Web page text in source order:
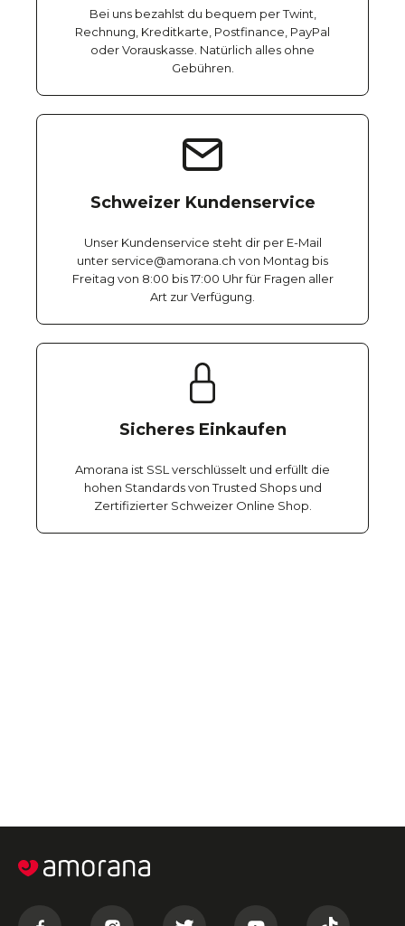
Bei uns bezahlst du bequem per Twint,
Rechnung, Kreditkarte, Postfinance, PayPal
oder Vorauskasse. Natürlich alles ohne
Gebühren.
Schweizer Kundenservice
Unser Kundenservice steht dir per E-Mail
unter service@amorana.ch von Montag bis
Freitag von 8:00 bis 17:00 Uhr für Fragen aller
Art zur Verfügung.
Sicheres Einkaufen
Amorana ist SSL verschlüsselt und erfüllt die
hohen Standards von Trusted Shops und
Zertifizierter Schweizer Online Shop.